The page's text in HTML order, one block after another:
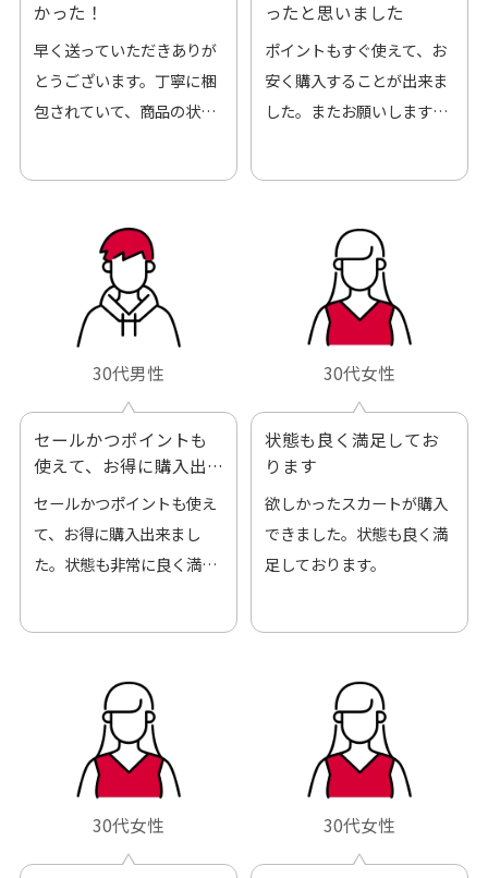
かった！
早く送っていただきありが
とうございます。丁寧に梱
包されていて、商品の状態
ったと思いました
ポイントもすぐ使えて、お
安く購入することが出来ま
した。またお願いします、
30代男性
セールかつポイントも
使えて、お得に購入出
来ました
セールかつポイントも使え
て、お得に購入出来まし
た。状態も非常に良く満足
30代女性
状態も良く満足してお
ります
欲しかったスカートが購入
できました。状態も良く満
足しております。
30代女性 30代女性